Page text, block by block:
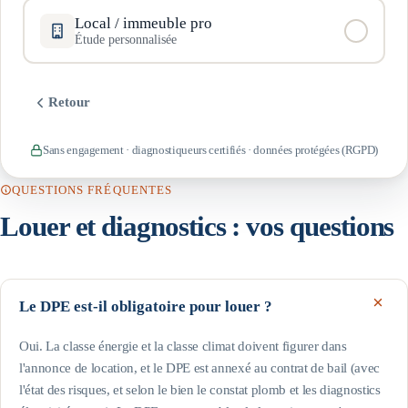
Local / immeuble pro
Étude personnalisée
Retour
Sans engagement · diagnostiqueurs certifiés · données protégées (RGPD)
QUESTIONS FRÉQUENTES
Louer et diagnostics : vos questions
Le DPE est-il obligatoire pour louer ?
Oui. La classe énergie et la classe climat doivent figurer dans
l'annonce de location, et le DPE est annexé au contrat de bail (avec
l'état des risques, et selon le bien le constat plomb et les diagnostics